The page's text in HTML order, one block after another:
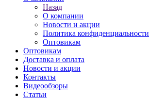
Назад
О компании
Новости и акции
Политика конфиденциальности
Оптовикам
Оптовикам
Доставка и оплата
Новости и акции
Контакты
Видеообзоры
Статьи